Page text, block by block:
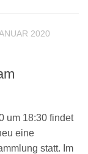
2020
um 18:30 findet
eine
statt. Im